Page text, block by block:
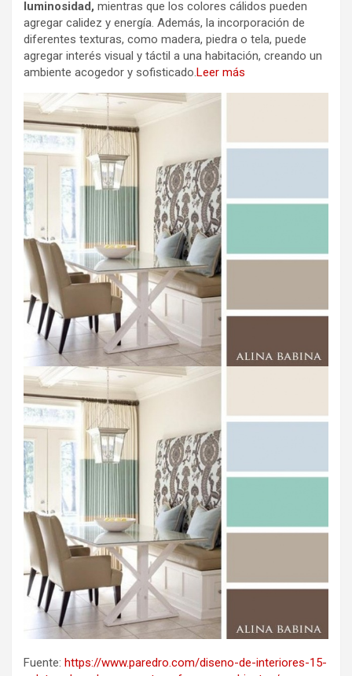
luminosidad, mientras que los colores cálidos pueden
agregar calidez y energía. Además, la incorporación de
diferentes texturas, como madera, piedra o tela, puede
agregar interés visual y táctil a una habitación, creando un
ambiente acogedor y sofisticado.Leer más
Fuente: https://www.paredro.com/diseno-de-interiores-15-